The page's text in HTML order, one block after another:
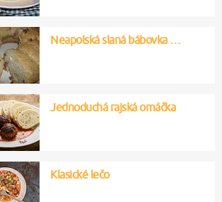
Neapolská slaná bábovka …
Jednoduchá rajská omáčka
Klasické lečo